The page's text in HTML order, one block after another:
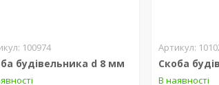
100974
будівельника d 8 мм Скоба
В наявності